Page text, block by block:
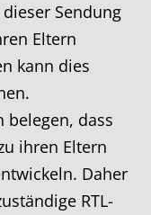
Sendung
Eltern
kann dies
belegen, dass
ihren Eltern
Daher
RTL-